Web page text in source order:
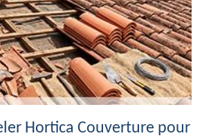
Hortica Couverture pour